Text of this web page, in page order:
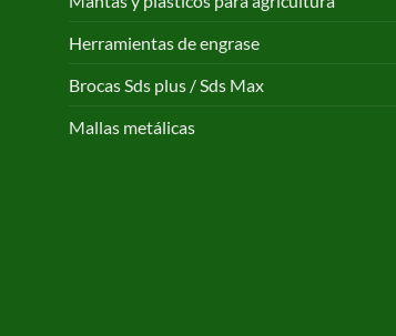
Herramientas de engrase
Brocas Sds plus / Sds Max
Mallas metálicas